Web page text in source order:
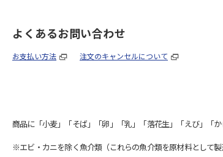
よくあるお問い合わせ
お支払い方法 注文のキャンセルについて
商品に「小麦」「そば」「卵」「乳」「落花生」「えび」「
※エビ・カニを除く魚介類（これらの魚介類を原材料として